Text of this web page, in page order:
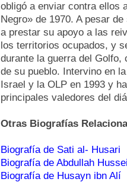
obligó a enviar contra ellos
Negro» de 1970. A pesar
a prestar su apoyo a las
los territorios ocupados, y
durante la guerra del Golfo,
de su pueblo. Intervino en
Israel y la OLP en 1993 y
principales valedores del
Otras Biografías
Biografía de Sati al- Husari
Biografía de Abdullah
Biografía de Husayn ibn Alí